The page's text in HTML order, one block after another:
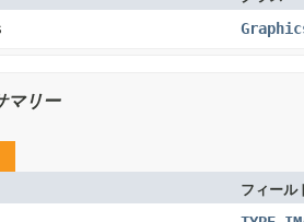
マリー
フィール